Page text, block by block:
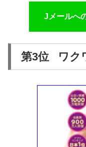
Jメールへ
第3位 ワク